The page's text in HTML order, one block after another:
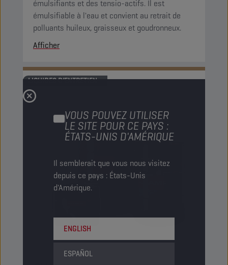
VOUS POUVEZ UTILISER
LE SITE POUR CE PAYS :
ÉTATS-UNIS D'AMÉRIQUE
Il semblerait que vous nous visitez
depuis ce pays : États-Unis
d'Amérique.
ENGLISH
ESPAÑOL
émulsifiants et des tensio-actifs. Il est
émulsifiable à l'eau et convient au retrait de
polluants huileux, graisseux et goudronneux.
Afficher
LIQUIDES D’ENTRETIEN